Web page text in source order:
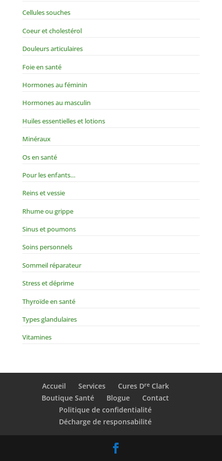
Cellules souches
Coeur et cholestérol
Douleurs articulaires
Foie en santé
Hormones au féminin
Hormones au masculin
Huiles essentielles et lotions
Minéraux
Os en santé
Pour les enfants…
Reins et vessie
Rhume ou grippe
Sinus et poumons
Soins personnels
Sommeil réparateur
Stress et déprime
Thyroïde en santé
Types glandulaires
Vitamines
Accueil Services Cures DreClark
Boutique Santé
Blogue
Contact
Politique de confidentialité
Décharge de responsabilité